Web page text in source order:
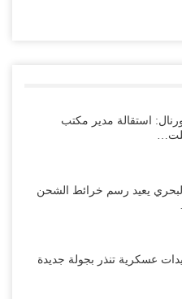
استقالة مدير مكتب
يعيد رسم خرائط الشحن
عسكرية تنذر بجولة جديدة